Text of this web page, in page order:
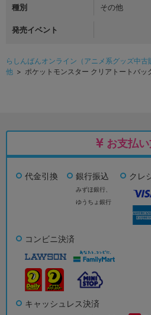
種別 その他
発売イベント
らしんばんオンライン（アニメ系グッズ中古
他 > ポケットモンスター クリアトートバッ
お支払
代金引換 銀行振込
みずほ銀行、
ゆうちょ銀行
クレ
コンビニ決済
キャッシュレス決済